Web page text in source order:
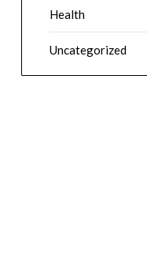
Health
Uncategorized